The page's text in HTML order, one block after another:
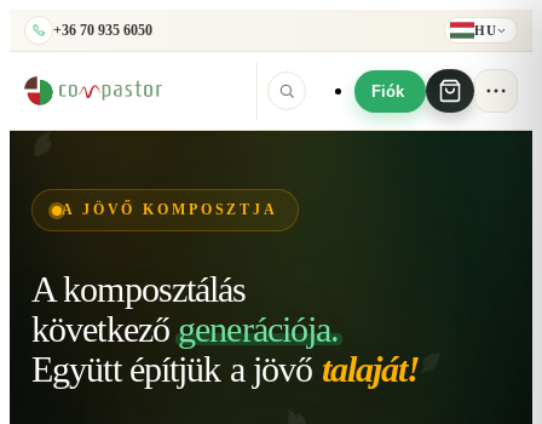
+36 70 935 6050 HU
Fiók
A JÖVŐ KOMPOSZTJA
A komposztálás
következő generációja.
Együtt építjük a jövő talaját!